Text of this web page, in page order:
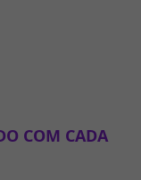
COM CADA